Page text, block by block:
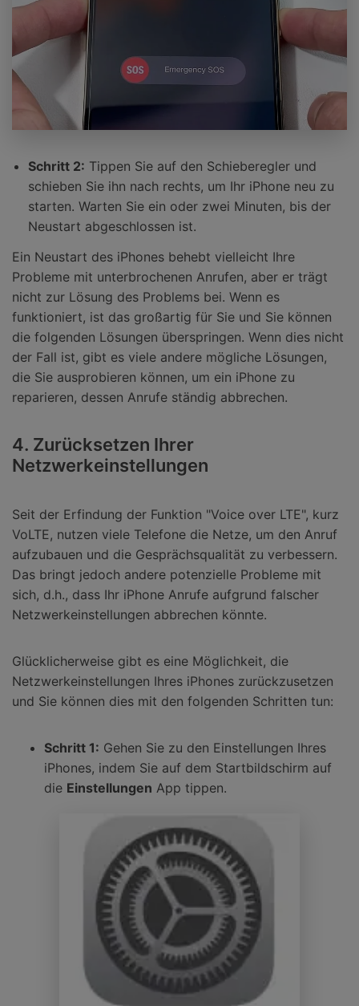
Schritt 2: Tippen Sie auf den Schieberegler und
schieben Sie ihn nach rechts, um Ihr iPhone neu zu
starten. Warten Sie ein oder zwei Minuten, bis der
Neustart abgeschlossen ist.
Ein Neustart des iPhones behebt vielleicht Ihre
Probleme mit unterbrochenen Anrufen, aber er trägt
nicht zur Lösung des Problems bei. Wenn es
funktioniert, ist das großartig für Sie und Sie können
die folgenden Lösungen überspringen. Wenn dies nicht
der Fall ist, gibt es viele andere mögliche Lösungen,
die Sie ausprobieren können, um ein iPhone zu
reparieren, dessen Anrufe ständig abbrechen.
4. Zurücksetzen Ihrer
Netzwerkeinstellungen
Seit der Erfindung der Funktion "Voice over LTE", kurz
VoLTE, nutzen viele Telefone die Netze, um den Anruf
aufzubauen und die Gesprächsqualität zu verbessern.
Das bringt jedoch andere potenzielle Probleme mit
sich, d.h., dass Ihr iPhone Anrufe aufgrund falscher
Netzwerkeinstellungen abbrechen könnte.
Glücklicherweise gibt es eine Möglichkeit, die
Netzwerkeinstellungen Ihres iPhones zurückzusetzen
und Sie können dies mit den folgenden Schritten tun:
Schritt 1: Gehen Sie zu den Einstellungen Ihres
iPhones, indem Sie auf dem Startbildschirm auf
die Einstellungen App tippen.